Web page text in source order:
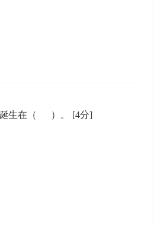
诞生在（ ）。 [4分]